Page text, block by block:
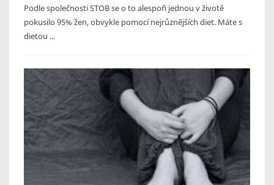
Podle společnosti STOB se o to alespoň jednou v životě
pokusilo 95% žen, obvykle pomocí nejrůznějších diet. Máte s
dietou ...